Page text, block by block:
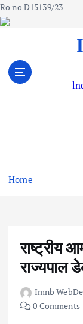
Ro no D15139/23
IMNB NEWS
Home
राष्ट्रीय
राज्यपाल
Imnb
0 Comments